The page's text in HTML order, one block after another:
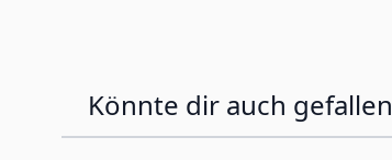
Könnte dir auch gefallen